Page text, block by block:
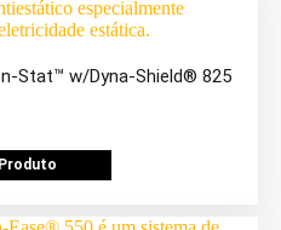
Stat™ w/Dyna-Shield® 825